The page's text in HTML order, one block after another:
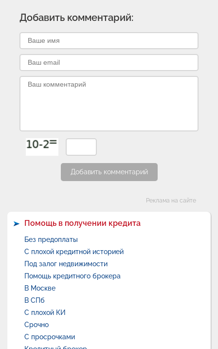
Добавить комментарий:
Добавить комментарий
Реклама на сайте
Помощь в получении кредита
Без предоплаты
С плохой кредитной историей
Под залог недвижимости
Помощь кредитного брокера
В Москве
В СПб
С плохой КИ
Срочно
С просрочками